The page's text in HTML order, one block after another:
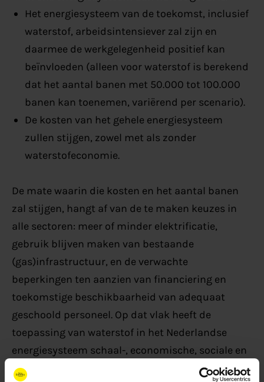
Het energiesysteem van de toekomst, inclusief
waterstof, arbeidsintensiever zal zijn en
daarmee de werkgelegenheid positief kan
beïnvloeden (alleen voor waterstof is berekend
dat het aantal banen met 50.000 tot 100.000
banen kan toenemen, variërend per scenario).
De kosten van het gehele energiesysteem
zullen stijgen, zowel met als zonder
waterstofeconomie.
De mate waarin die kosten en het aantal banen
zal stijgen, hangt af van de te maken keuzes in
alle sectoren: meer of minder elektrificatie,
gebruik blijven maken van bestaande
(gas)infrastructuur, en de verwachte
beperkingen ten aanzien van financiering en
toekomstige beschikbaarheid van adequaat
geschoold personeel. Op dat vlak heeft de
toepassing van waterstof in het Nederlandse
energiesysteem schaal-, economische, sociale en
technologische voordelen ten opzichte van